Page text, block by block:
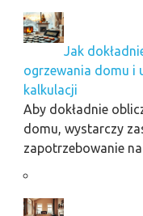
Jak
ogrzewania domu i
kalkulacji
Aby dokładnie
domu, wystarczy
zapotrzebowanie